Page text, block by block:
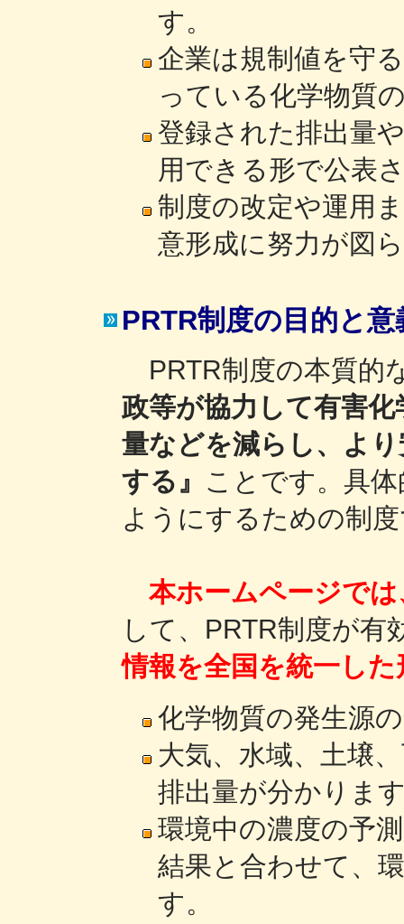
す。
企業は規制値を守
っている化学物質
登録された排出量
用できる形で公表
制度の改定や運用
意形成に努力が図
PRTR制度の目的と意
PRTR制度の本質的
政等が協力して有害
量などを減らし、よ
する』 ことです。具
ようにするための制
本ホームページでは
して、PRTR制度が有
情報を全国を統一し
化学物質の発生源
大気、水域、土壌
排出量が分かりま
環境中の濃度の予
結果と合わせて、
す。